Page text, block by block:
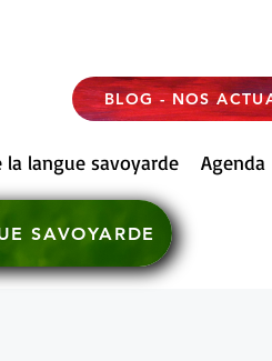
BLOG - NOS
la langue savoyarde Agenda
SAVOYARDE